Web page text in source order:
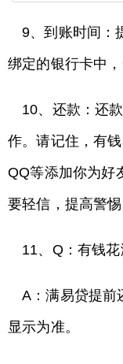
9、到账时间：
绑定的银行卡中
10、还款：还
作。请记住，有
QQ等添加你为好
要轻信，提高警
11、Q：有钱
A：满易贷提前
显示为准。